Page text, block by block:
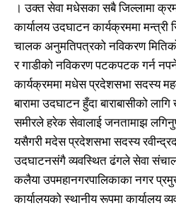
। उक्त सेवा मधेसका सबै जिल्लामा
कार्यालय उदघाटन कार्यक्रममा
चालक अनुमतिपत्रको नविकरण मितिको
र गाडीको नविकरण पटकपटक गर्न नपर्ने
कार्यक्रममा मधेस प्रदेशसभा सदस्य
बारामा उदघाटन हुँदा बाराबासीको
समीरले हरेक सेवालाई जनतामाझ
यसैगरी मदेस प्रदेशसभा सदस्य
उदघाटनसंगै व्यवस्थित ढंगले सेवा
कलैया उपमहानगरपालिकाका नगर
कार्यालयको स्थानीय रूपमा कार्यालय